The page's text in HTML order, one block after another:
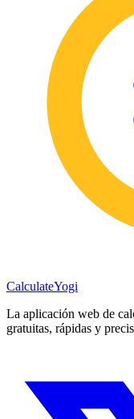
CalculateYogi
La aplicación web de
gratuitas, rápidas y